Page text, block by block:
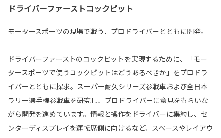
ドライバーファーストコックピット
モータースポーツの現場で戦う、プロドライバーとともに開発。
ドライバーファーストのコックピットを実現するために、「モー
タースポーツで使うコックピットはどうあるべきか」をプロドラ
イバーとともに探求。スーパー耐久シリーズ参戦車および全日本
ラリー選手権参戦車を研究し、プロドライバーに意見をもらいな
がら開発を進めています。情報と操作をドライバーに集約し、セ
ンターディスプレイを運転席側に向けるなど、スペースやレイアウ